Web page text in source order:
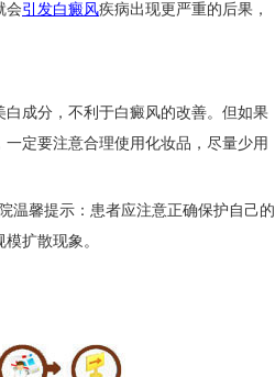
会引发白癜风疾病出现更严重的后果，
成分，不利于白癜风的改善。但如果
定要注意合理使用化妆品，尽量少用
馨提示：患者应注意正确保护自己的
扩散现象。